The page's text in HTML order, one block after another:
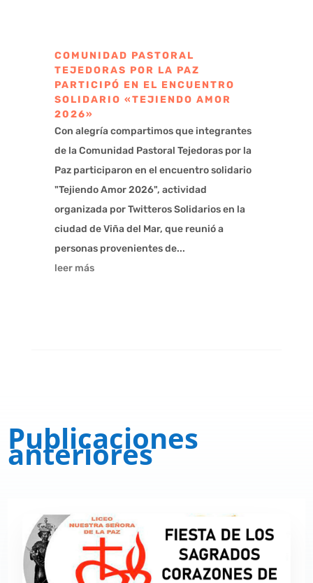
COMUNIDAD PASTORAL
TEJEDORAS POR LA PAZ
PARTICIPÓ EN EL ENCUENTRO
SOLIDARIO «TEJIENDO AMOR
2026»
Con alegría compartimos que integrantes
de la Comunidad Pastoral Tejedoras por la
Paz participaron en el encuentro solidario
"Tejiendo Amor 2026", actividad
organizada por Twitteros Solidarios en la
ciudad de Viña del Mar, que reunió a
personas provenientes de...
leer más
Publicaciones
anteriores